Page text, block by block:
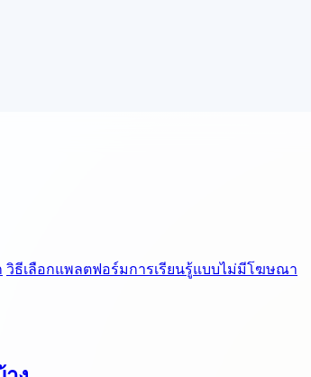
วิธีเลือกแพลตฟอร์มการเรียนรู้แบบไม่มีโฆษณา